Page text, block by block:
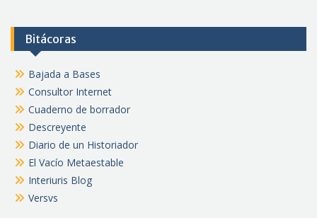
Bitácoras
Bajada a Bases
Consultor Internet
Cuaderno de borrador
Descreyente
Diario de un Historiador
El Vacío Metaestable
Interiuris Blog
Versvs